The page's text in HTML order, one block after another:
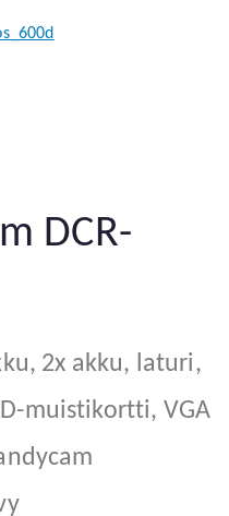
DCR-
2x akku, laturi,
muistikortti, VGA